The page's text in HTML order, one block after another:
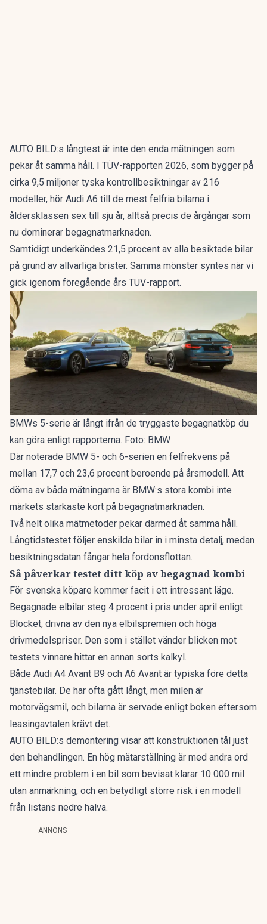
AUTO BILD:s långtest är inte den enda mätningen som
pekar åt samma håll. I TÜV-rapporten 2026, som bygger på
cirka 9,5 miljoner tyska kontrollbesiktningar av 216
modeller, hör Audi A6 till de mest felfria bilarna i
åldersklassen sex till sju år, alltså precis de årgångar som
nu dominerar begagnatmarknaden.
Samtidigt underkändes 21,5 procent av alla besiktade bilar
på grund av allvarliga brister. Samma mönster syntes när vi
gick igenom föregående års TÜV-rapport.
BMWs 5-serie är långt ifrån de tryggaste begagnatköp du
kan göra enligt rapporterna. Foto: BMW
Där noterade BMW 5- och 6-serien en felfrekvens på
mellan 17,7 och 23,6 procent beroende på årsmodell. Att
döma av båda mätningarna är BMW:s stora kombi inte
märkets starkaste kort på begagnatmarknaden.
Två helt olika mätmetoder pekar därmed åt samma håll.
Långtidstestet följer enskilda bilar in i minsta detalj, medan
besiktningsdatan fångar hela fordonsflottan.
Så påverkar testet ditt köp av begagnad kombi
För svenska köpare kommer facit i ett intressant läge.
Begagnade elbilar steg 4 procent i pris under april enligt
Blocket, drivna av den nya elbilspremien och höga
drivmedelspriser. Den som i stället vänder blicken mot
testets vinnare hittar en annan sorts kalkyl.
Både Audi A4 Avant B9 och A6 Avant är typiska före detta
tjänstebilar. De har ofta gått långt, men milen är
motorvägsmil, och bilarna är servade enligt boken eftersom
leasingavtalen krävt det.
AUTO BILD:s demontering visar att konstruktionen tål just
den behandlingen. En hög mätarställning är med andra ord
ett mindre problem i en bil som bevisat klarar 10 000 mil
utan anmärkning, och en betydligt större risk i en modell
från listans nedre halva.
ANNONS